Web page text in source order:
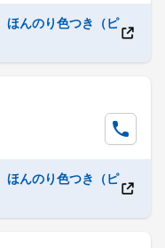
んのり色つき（ピ
んのり色つき（ピ